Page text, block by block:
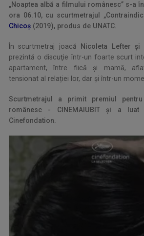
„Noaptea albă a filmului românesc” s-a
ora 06.10, cu scurtmetrajul
Chicoș (2019), produs de UNATC.
În scurtmetraj joacă Nicoleta Lefter și
prezintă o discuţie într-un foarte scurt
apartament, între fiică şi mamă,
tensionat al relației lor, dar și într-un
Scurtmetrajul a primit premiul
românesc - CINEMAIUBIT și a
Cinefondation.